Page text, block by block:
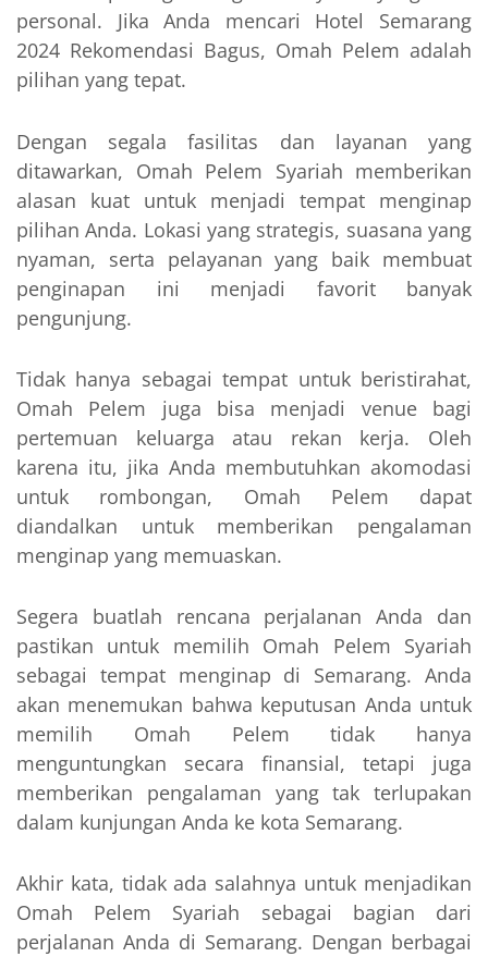
personal. Jika Anda mencari Hotel Semarang
2024 Rekomendasi Bagus, Omah Pelem adalah
pilihan yang tepat.
Dengan segala fasilitas dan layanan yang
ditawarkan, Omah Pelem Syariah memberikan
alasan kuat untuk menjadi tempat menginap
pilihan Anda. Lokasi yang strategis, suasana yang
nyaman, serta pelayanan yang baik membuat
penginapan ini menjadi favorit banyak
pengunjung.
Tidak hanya sebagai tempat untuk beristirahat,
Omah Pelem juga bisa menjadi venue bagi
pertemuan keluarga atau rekan kerja. Oleh
karena itu, jika Anda membutuhkan akomodasi
untuk rombongan, Omah Pelem dapat
diandalkan untuk memberikan pengalaman
menginap yang memuaskan.
Segera buatlah rencana perjalanan Anda dan
pastikan untuk memilih Omah Pelem Syariah
sebagai tempat menginap di Semarang. Anda
akan menemukan bahwa keputusan Anda untuk
memilih Omah Pelem tidak hanya
menguntungkan secara finansial, tetapi juga
memberikan pengalaman yang tak terlupakan
dalam kunjungan Anda ke kota Semarang.
Akhir kata, tidak ada salahnya untuk menjadikan
Omah Pelem Syariah sebagai bagian dari
perjalanan Anda di Semarang. Dengan berbagai